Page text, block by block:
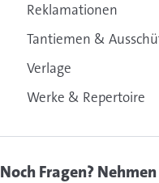
Reklamationen
Tantiemen &
Verlage
Werke & Repertoire
Noch Fragen?